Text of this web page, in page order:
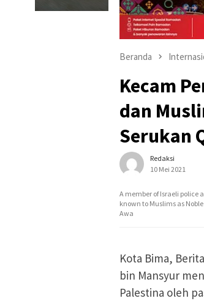
Beranda
Kecam
dan
Serukan
Redaksi
10 Mei 2021
A member of Israeli police
known to Muslims as
Awa
Kota Bima,
bin Mansyur
Palestina oleh